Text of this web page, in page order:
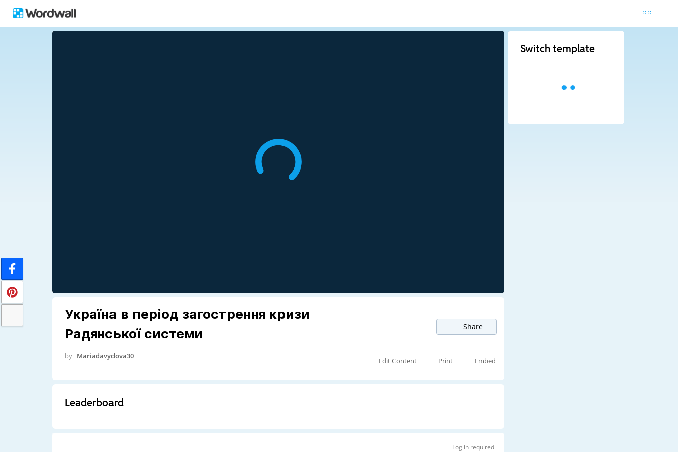
Україна в період загострення кризи
Радянської системи
Share
by Mariadavydova30
Edit Content Print Embed
Leaderboard
Log in required
Switch template